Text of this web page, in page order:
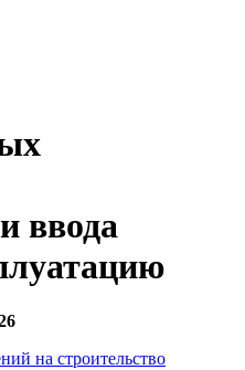
ввода
на строительство